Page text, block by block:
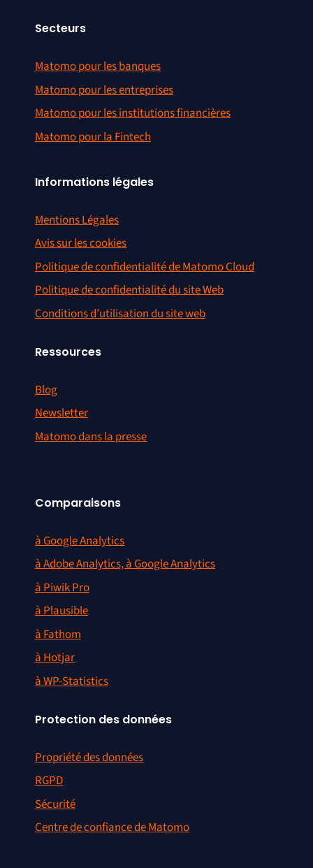
Secteurs
Matomo pour les banques
Matomo pour les entreprises
Matomo pour les institutions financières
Matomo pour la Fintech
Informations légales
Mentions Légales
Avis sur les cookies
Politique de confidentialité de Matomo Cloud
Politique de confidentialité du site Web
Conditions d’utilisation du site web
Ressources
Blog
Newsletter
Matomo dans la presse
Comparaisons
à Google Analytics
à Adobe Analytics, à Google Analytics
à Piwik Pro
à Plausible
à Fathom
à Hotjar
à WP-Statistics
Protection des données
Propriété des données
RGPD
Sécurité
Centre de confiance de Matomo